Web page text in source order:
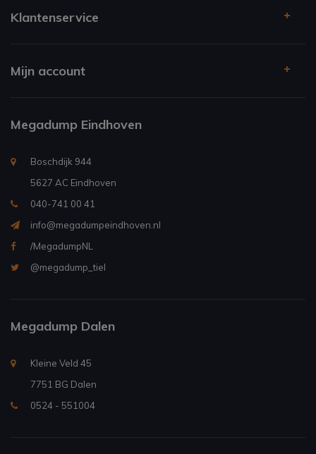
Klantenservice
Mijn account
Megadump Eindhoven
Boschdijk 944
5627 AC Eindhoven
040-741 00 41
info@megadumpeindhoven.nl
/MegadumpNL
@megadump_tiel
Megadump Dalen
Kleine Veld 45
7751 BG Dalen
0524 - 551004